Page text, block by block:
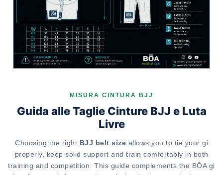
MISURA CINTURA BJJ
Guida alle Taglie Cinture BJJ e Luta
Livre
Choosing the right BJJ belt size allows you to tie your gi
properly, keep solid support and train comfortably in both
training and competition. This guide complements the BŌA gi